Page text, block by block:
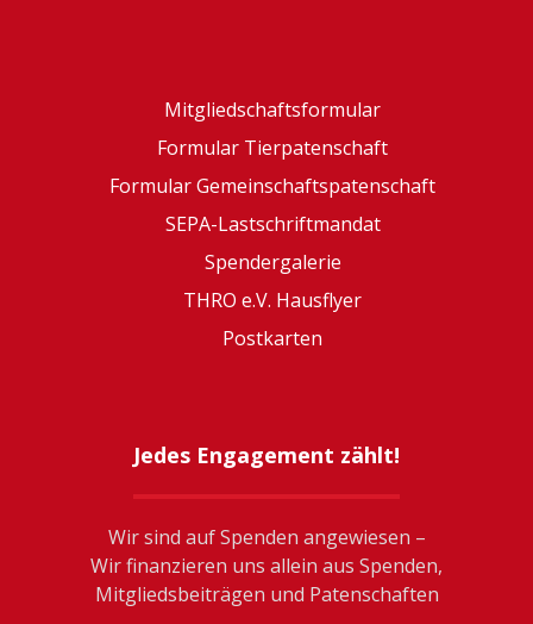
Mitgliedschaftsformular
Formular Tierpatenschaft
Formular Gemeinschaftspatenschaft
SEPA-Lastschriftmandat
Spendergalerie
THRO e.V. Hausflyer
Postkarten
Jedes Engagement zählt!
Wir sind auf Spenden angewiesen –
Wir finanzieren uns allein aus Spenden,
Mitgliedsbeiträgen und Patenschaften